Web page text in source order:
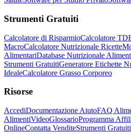
Strumenti Gratuiti
Calcolatore di RisparmioCalcolatore
MacroCalcolatore Nutrizionale Ricette
AlimentariDatabase Nutrizionale
Strumenti GratuitiGeneratore Etichette
IdealeCalcolatore Grasso Corporeo
Risorse
AccediDocumentazione AiutoFAQ
AlimentiVideoGlossarioProgramma
OnlineContatta VenditeStrumenti Gratuiti